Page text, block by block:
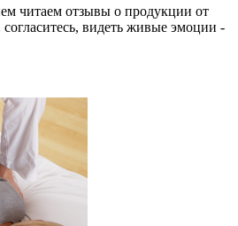
читаем отзывы о продукции от
видеть живые эмоции -